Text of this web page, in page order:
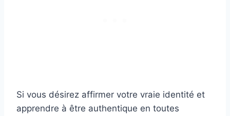
Si vous désirez affirmer votre vraie identité et
apprendre à être authentique en toutes